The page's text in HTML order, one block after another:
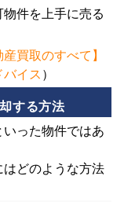
件を上手に売る
買取のすべて】
イス）
する方法
った物件ではあ
どのような方法